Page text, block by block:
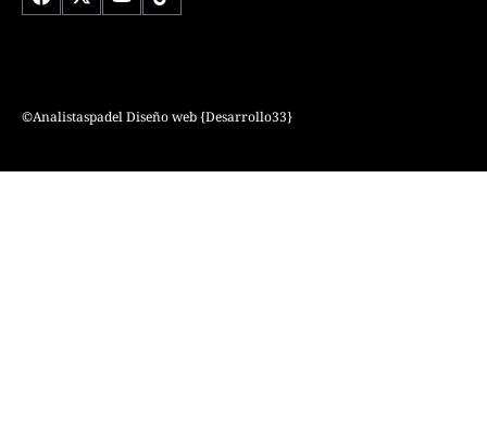
©Analistaspadel Diseño web{Desarrollo33}